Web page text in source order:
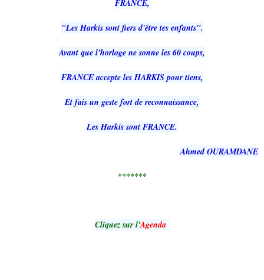
FRANCE,
"Les Harkis sont fiers d'être tes enfants".
Avant que l'horloge ne sonne les 60 coups,
FRANCE accepte les HARKIS pour tiens,
Et fais un geste fort de reconnaissance,
Les Harkis sont FRANCE.
Ahmed OURAMDANE
*******
Cliquez sur l'Agenda